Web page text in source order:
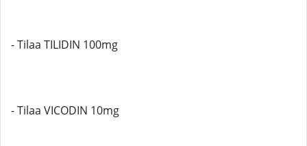
- Tilaa TILIDIN 100mg
- Tilaa VICODIN 10mg